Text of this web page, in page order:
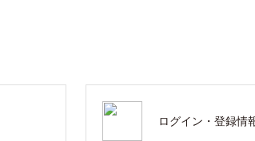
ログイン・登録情